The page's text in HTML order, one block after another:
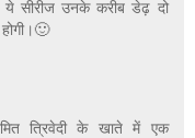
ये सीरीज उनके करीब डेढ़ दो
त्रिवेदी के खाते में एक